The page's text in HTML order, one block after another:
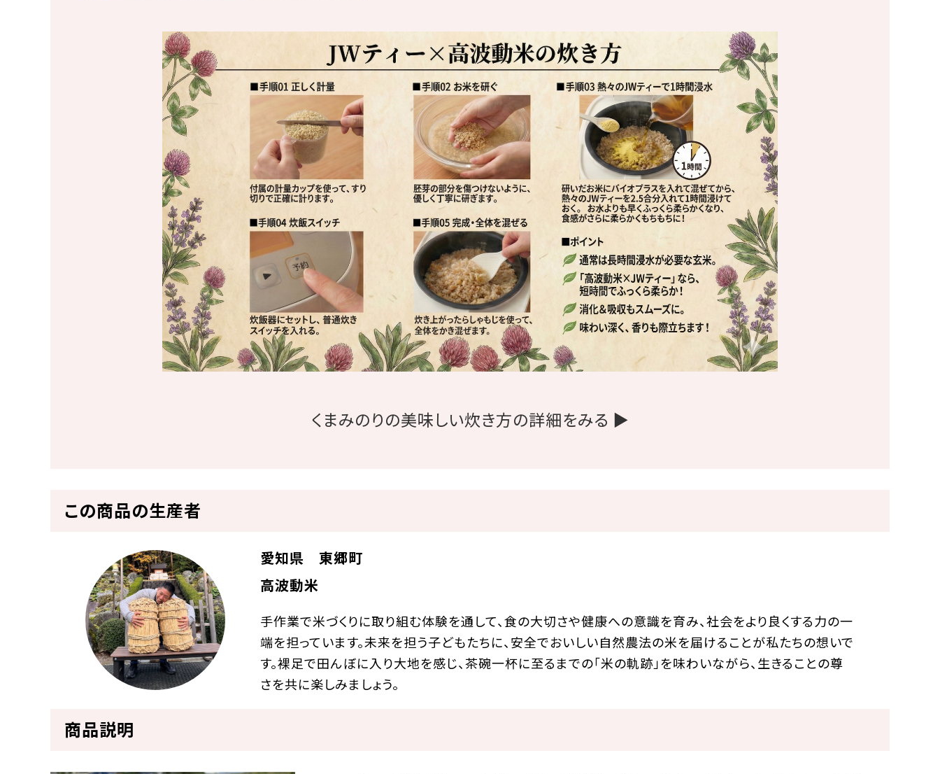
くまみのりの美味しい炊き方の詳細をみる ▶
この商品の生産者
愛知県 東郷町
高波動米
手作業で米づくりに取り組む体験を通して、食の大切さや健康への意識を育み、社会をより良くする力の一
端を担っています。未来を担う子どもたちに、安全でおいしい自然農法の米を届けることが私たちの想いで
す。裸足で田んぼに入り大地を感じ、茶碗一杯に至るまでの「米の軌跡」を味わいながら、生きることの尊
さを共に楽しみましょう。
商品説明